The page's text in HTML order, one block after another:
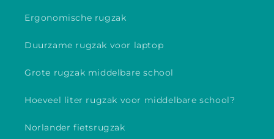
Ergonomische rugzak
Duurzame rugzak voor laptop
Grote rugzak middelbare school
Hoeveel liter rugzak voor middelbare school?
Norlander fietsrugzak